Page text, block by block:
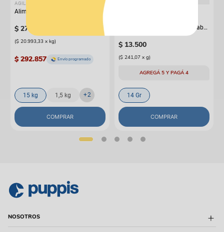
AGILITY
Alimento Para Perro Agility Gold
$ 277
($ 20.993,33 x kg)
$ 292.857 Envío programado
15 kg 1,5 kg +2
COMPRAR
Snack Para Gato Cremoso Inaba
Churu Atún y Salmón
$ 13.500
($ 241,07 x g)
AGREGÁ 5 Y PAGÁ 4
14 Gr
COMPRAR
NOSOTROS